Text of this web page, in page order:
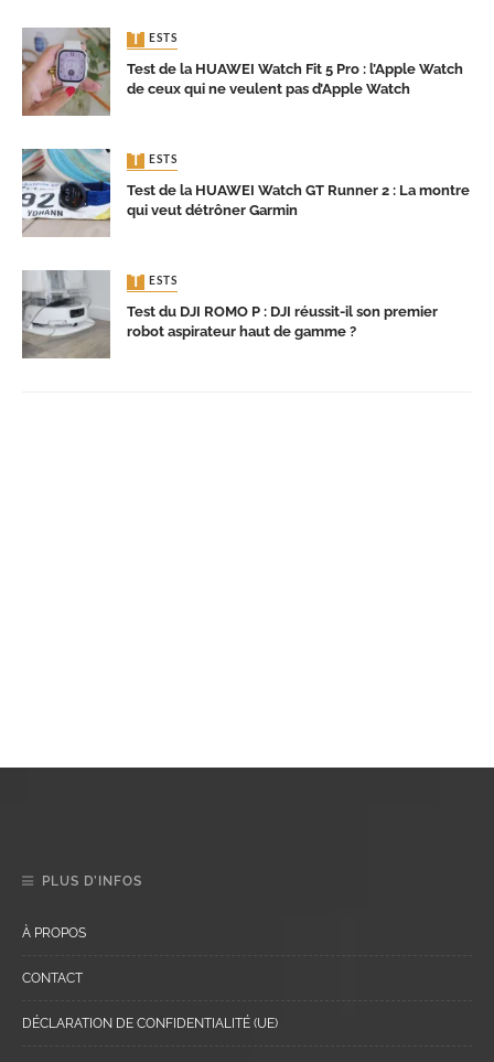
TESTS
Test de la HUAWEI Watch Fit 5 Pro : l’Apple Watch
de ceux qui ne veulent pas d’Apple Watch
TESTS
Test de la HUAWEI Watch GT Runner 2 : La montre
qui veut détrôner Garmin
TESTS
Test du DJI ROMO P : DJI réussit-il son premier
robot aspirateur haut de gamme ?
PLUS D’INFOS
À PROPOS
CONTACT
DÉCLARATION DE CONFIDENTIALITÉ (UE)